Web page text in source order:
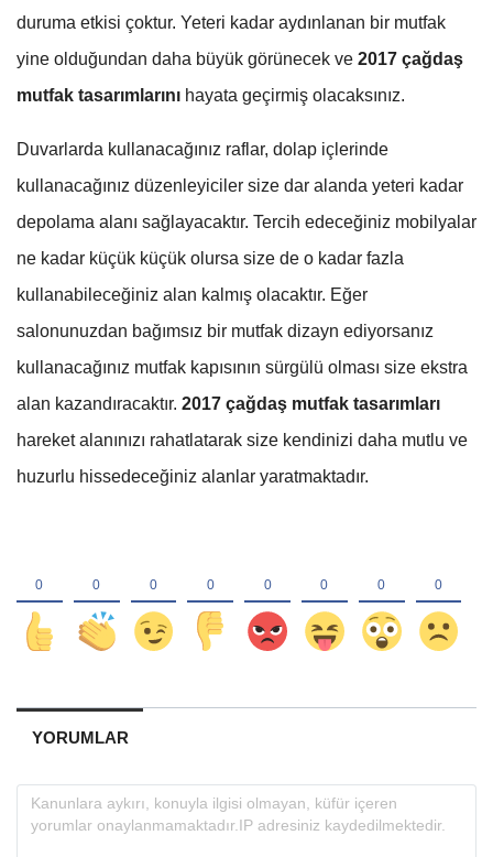
duruma etkisi çoktur. Yeteri kadar aydınlanan bir mutfak
yine olduğundan daha büyük görünecek ve 2017 çağdaş
mutfak tasarımlarını hayata geçirmiş olacaksınız.
Duvarlarda kullanacağınız raflar, dolap içlerinde
kullanacağınız düzenleyiciler size dar alanda yeteri kadar
depolama alanı sağlayacaktır. Tercih edeceğiniz mobilyalar
ne kadar küçük küçük olursa size de o kadar fazla
kullanabileceğiniz alan kalmış olacaktır. Eğer
salonunuzdan bağımsız bir mutfak dizayn ediyorsanız
kullanacağınız mutfak kapısının sürgülü olması size ekstra
alan kazandıracaktır. 2017 çağdaş mutfak tasarımları
hareket alanınızı rahatlatarak size kendinizi daha mutlu ve
huzurlu hissedeceğiniz alanlar yaratmaktadır.
YORUMLAR